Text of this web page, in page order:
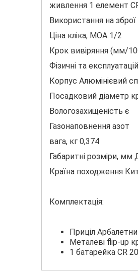
живлення 1 елемент
Використання на зброї
Ціна кліка, МОА 1/2
Крок вивіряння (мм/
Фізичні та
Корпус Алюмінієвий
Посадковий діаметр
Вологозахищеність є
Газонаповнення азот
вага, кг 0,374
Габаритні розміри,
Країна походження
Комплектація:
Приціл
Металеві flip-up
1 батарейка CR